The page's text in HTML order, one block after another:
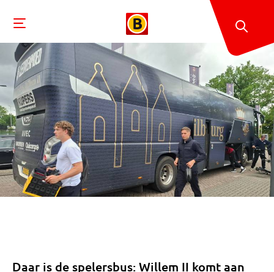
Daar is de spelersbus: Willem II komt aan